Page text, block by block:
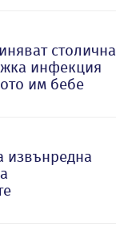
столична
инфекция
им бебе
извънредна